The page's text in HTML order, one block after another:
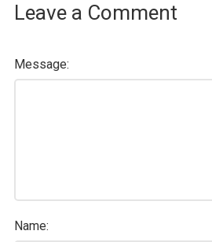
Leave a Comment
Message:
Name: